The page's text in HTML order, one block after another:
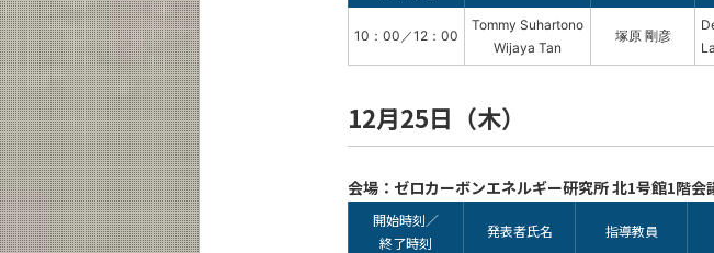
10：00／12：00
Tommy Suhartono
Wijaya Tan
塚原 剛彦
12月25日（木）
会場：ゼロカーボンエネルギー研究所 北1号館1階会
開始時刻／
終了時刻
発表者氏名 指導教員